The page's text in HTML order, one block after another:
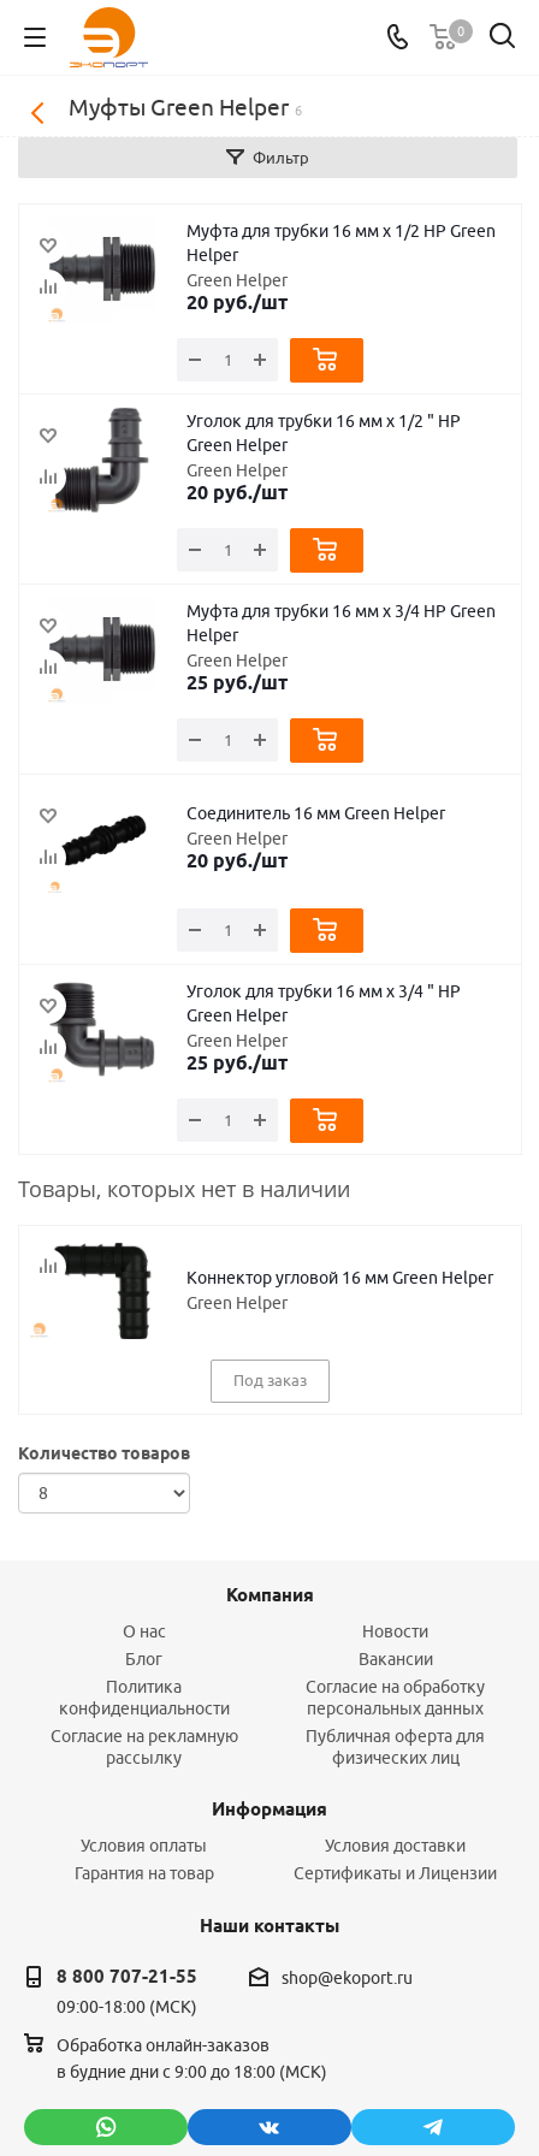
0
Муфты Green Helper 6
Фильтр
Муфта для трубки 16 мм х 1/2 НР Green
Helper
Green Helper
20руб./шт
Уголок для трубки 16 мм х 1/2 " НР
Green Helper
Green Helper
20руб./шт
Муфта для трубки 16 мм х 3/4 НР Green
Helper
Green Helper
25руб./шт
Соединитель 16 мм Green Helper
Green Helper
20руб./шт
Уголок для трубки 16 мм х 3/4 " НР
Green Helper
Green Helper
25руб./шт
Товары, которых нет в наличии
Коннектор угловой 16 мм Green Helper
Green Helper
Под заказ
Количество товаров
Компания
О нас
Новости
Блог
Вакансии
Политика
конфиденциальности
Согласие на обработку
персональных данных
Согласие на рекламную
рассылку
Публичная оферта для
физических лиц
Информация
Условия оплаты
Условия доставки
Гарантия на товар
Сертификаты и Лицензии
Наши контакты
8 800 707-21-55
09:00-18:00 (МСК)
shop@ekoport.ru
Обработка онлайн-заказов
в будние дни с 9:00 до 18:00 (МСК)